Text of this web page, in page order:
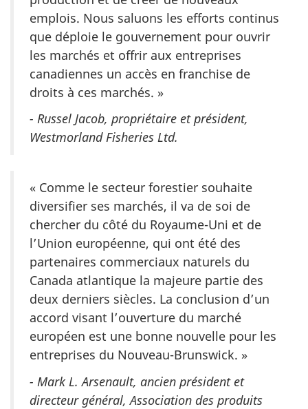
emplois. Nous saluons les efforts continus
que déploie le gouvernement pour ouvrir
les marchés et offrir aux entreprises
canadiennes un accès en franchise de
droits à ces marchés. »
- Russel Jacob, propriétaire et président,
Westmorland Fisheries Ltd.
« Comme le secteur forestier souhaite
diversifier ses marchés, il va de soi de
chercher du côté du Royaume-Uni et de
l’Union européenne, qui ont été des
partenaires commerciaux naturels du
Canada atlantique la majeure partie des
deux derniers siècles. La conclusion d’un
accord visant l’ouverture du marché
européen est une bonne nouvelle pour les
entreprises du Nouveau-Brunswick. »
- Mark L. Arsenault, ancien président et
directeur général, Association des produits